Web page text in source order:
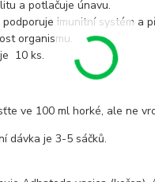
a potlačuje únavu.
imunitní systém a
organismu.
10 ks.
ve 100 ml horké, ale ne
dávka je 3-5 sáčků.